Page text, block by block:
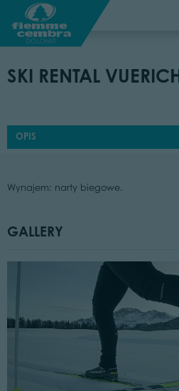
SKI RENTAL
OPIS
Wynajem: narty biegowe.
GALLERY